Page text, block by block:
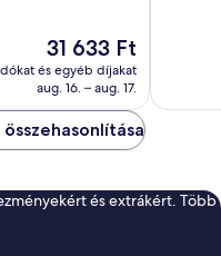
Az
ár
31 633 Ft
31 633 Ft
és egyéb díjakat
aug. 16. – aug. 17.
és extrákért. Több